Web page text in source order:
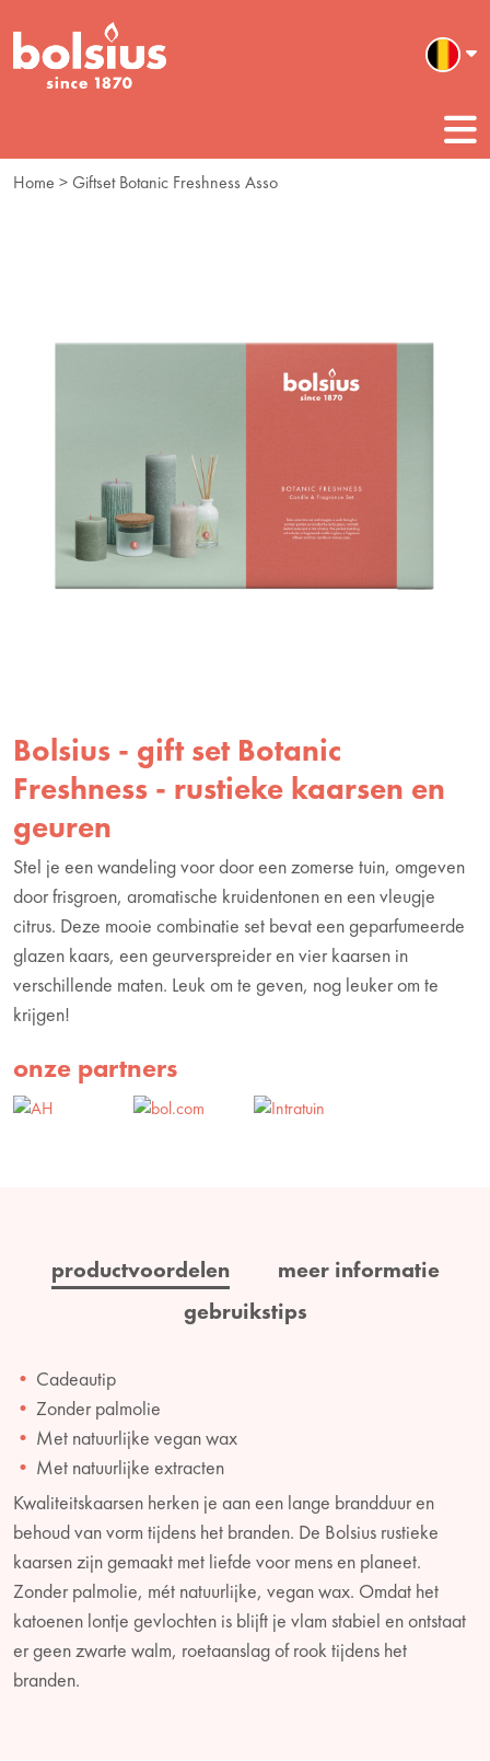
Home > Giftset Botanic Freshness Asso
Bolsius - gift set Botanic
Freshness - rustieke kaarsen en
geuren
Stel je een wandeling voor door een zomerse tuin, omgeven
door frisgroen, aromatische kruidentonen en een vleugje
citrus. Deze mooie combinatie set bevat een geparfumeerde
glazen kaars, een geurverspreider en vier kaarsen in
verschillende maten. Leuk om te geven, nog leuker om te
krijgen!
onze partners
productvoordelen
meer informatie
gebruikstips
Cadeautip
Zonder palmolie
Met natuurlijke vegan wax
Met natuurlijke extracten
Kwaliteitskaarsen herken je aan een lange brandduur en
behoud van vorm tijdens het branden. De Bolsius rustieke
kaarsen zijn gemaakt met liefde voor mens en planeet.
Zonder palmolie, mét natuurlijke, vegan wax. Omdat het
katoenen lontje gevlochten is blijft je vlam stabiel en ontstaat
er geen zwarte walm, roetaanslag of rook tijdens het
branden.